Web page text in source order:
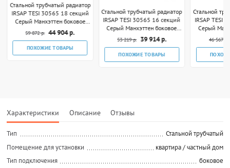
Стальной трубчатый радиатор
IRSAP TESI 30565 18 секций
Серый Манхэттен боковое
подключение 3/4"
59 872 р. 44 904 р.
ПОХОЖИЕ ТОВАРЫ
Стальной трубчатый радиатор
IRSAP TESI 30565 16 секций
Серый Манхэттен боковое
подключение 3/4"
53 219 р. 39 914 р.
ПОХОЖИЕ ТОВАРЫ
Стальной
IRSAP TESI
Серый
46 567 р.
Характеристики Описание Отзывы
Тип
Стальной трубчатый
Помещение для установки
квартира / частный дом
Тип подключения
боковое